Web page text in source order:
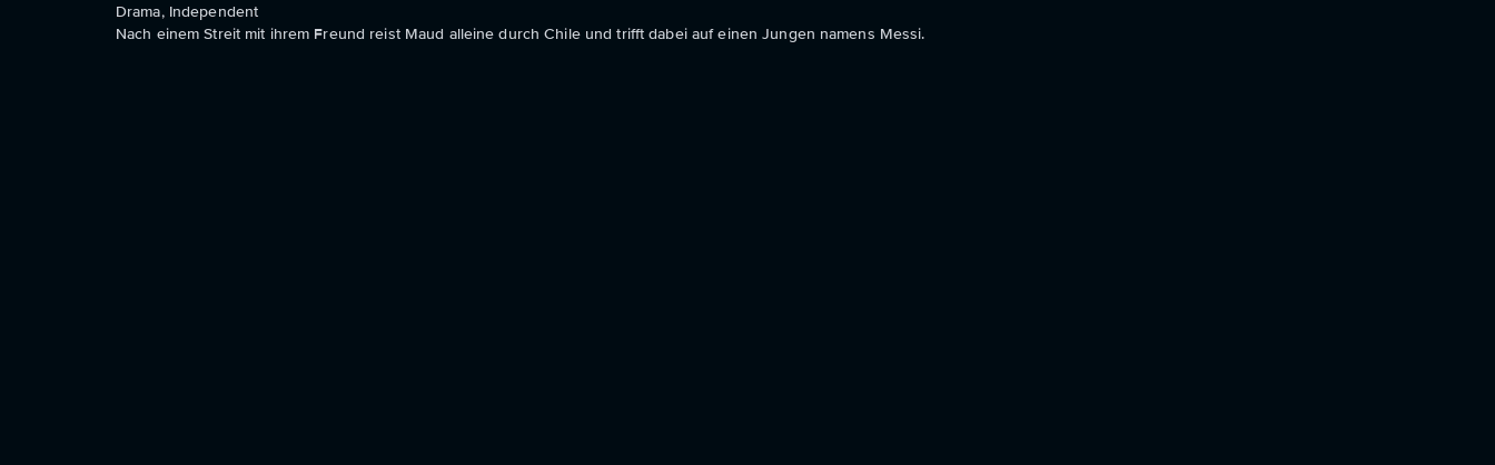
Drama, Independent
Nach einem Streit mit ihrem Freund reist Maud alleine durch Chile und trifft dabei auf einen Jungen namens Messi.